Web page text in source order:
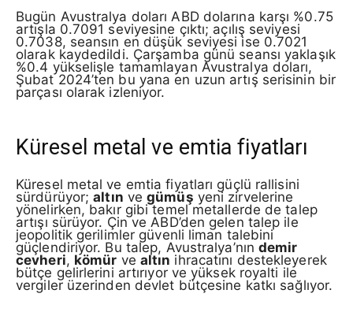
Bugün Avustralya doları ABD dolarına karşı %0.75
artışla 0.7091 seviyesine çıktı; açılış seviyesi
0.7038, seansın en düşük seviyesi ise 0.7021
olarak kaydedildi. Çarşamba günü seansı yaklaşık
%0.4 yükselişle tamamlayan Avustralya doları,
Şubat 2024’ten bu yana en uzun artış serisinin bir
parçası olarak izleniyor.
Küresel metal ve emtia fiyatları
Küresel metal ve emtia fiyatları güçlü rallisini
sürdürüyor;altın vegümüş yeni zirvelerine
yönelirken, bakır gibi temel metallerde de talep
artışı sürüyor. Çin ve ABD’den gelen talep ile
jeopolitik gerilimler güvenli liman talebini
güçlendiriyor. Bu talep, Avustralya’nındemir
cevheri, kömür ve altın ihracatını destekleyerek
bütçe gelirlerini artırıyor ve yüksek royalti ile
vergiler üzerinden devlet bütçesine katkı sağlıyor.